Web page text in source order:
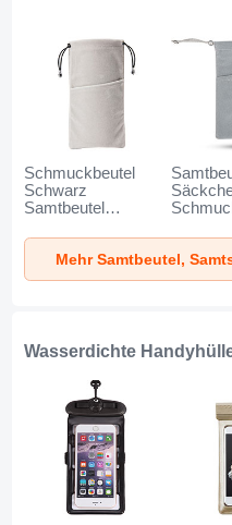
Schmuckbeutel
Schwarz
Samtbeutel
Universal K02 für
Samsung Galaxy
J3 Grau
für
Galaxy
Wasserdichte